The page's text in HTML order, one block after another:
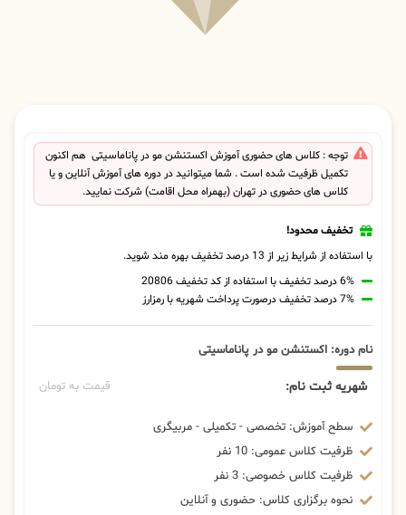
توجه : کلاس های حضوری آموزش اکستنشن مو در پاناماسیتی هم اکنون
تکمیل ظرفیت شده است . شما میتوانید در دوره های آموزش آنلاین و یا
کلاس های حضوری در تهران (بهمراه محل اقامت) شرکت نمایید.
تخفیف محدود!
با استفاده از شرایط زیر از 13 درصد تخفیف بهره مند شوید.
6% درصد تخفیف با استفاده از کد تخفیف 20806
7% درصد تخفیف درصورت پرداخت شهریه با رمزارز
نام دوره: اکستنشن مو در پاناماسیتی
شهریه ثبت نام: قیمت به تومان
سطح آموزش: تخصصی - تکمیلی - مربیگری
ظرفیت کلاس عمومی: 10 نفر
ظرفیت کلاس خصوصی: 3 نفر
نحوه برگزاری کلاس: حضوری و آنلاین